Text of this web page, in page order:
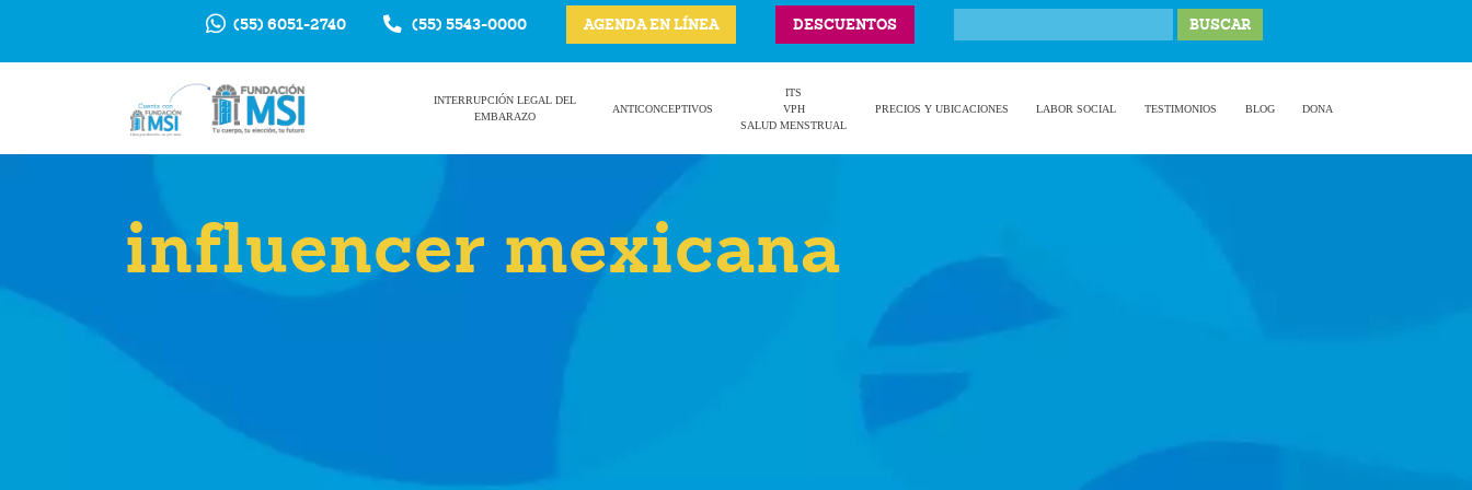
(55) 6051-2740 (55) 5543-0000 AGENDA EN LÍNEA DESCUENTOS
INTERRUPCIÓN LEGAL DEL
EMBARAZO
ANTICONCEPTIVOS
ITS
VPH
SALUD MENSTRUAL
PRECIOS Y UBICACIONES LABOR SOCIAL TESTIMONIOS BLOG DONA
influencer mexicana